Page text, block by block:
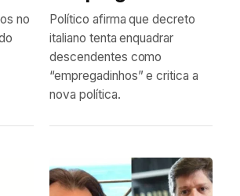
no
Político afirma que decreto
italiano tenta enquadrar
descendentes como
“empregadinhos” e critica a
nova política.